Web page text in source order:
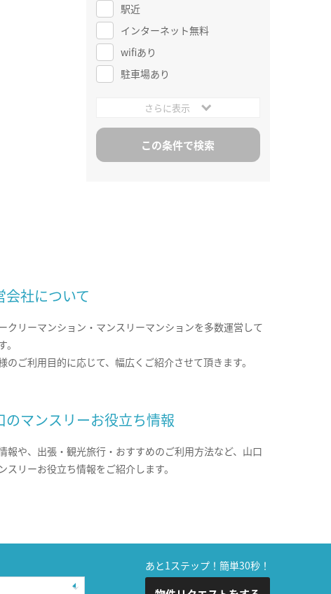
駅近
インターネット無料
wifiあり
駐車場あり
さらに表示
会社について
クリーマンション・マンスリーマンションを多数運営して
。
のご利用目的に応じて、幅広くご紹介させて頂きます。
のマンスリーお役立ち情報
報や、出張・観光旅行・おすすめのご利用方法など、山口
スリーお役立ち情報をご紹介します。
あと1ステップ！簡単30秒！